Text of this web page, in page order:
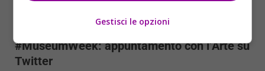
#MuseumWeek: appuntamento con l’Arte su
Twitter
Gestisci le opzioni